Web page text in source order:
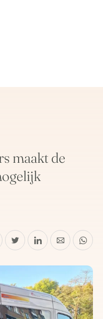
maakt de